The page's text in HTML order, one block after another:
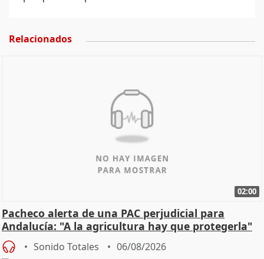
Relacionados
02:00
Pacheco alerta de una PAC perjudicial para
Andalucía: "A la agricultura hay que protegerla"
Sonido Totales 06/08/2026